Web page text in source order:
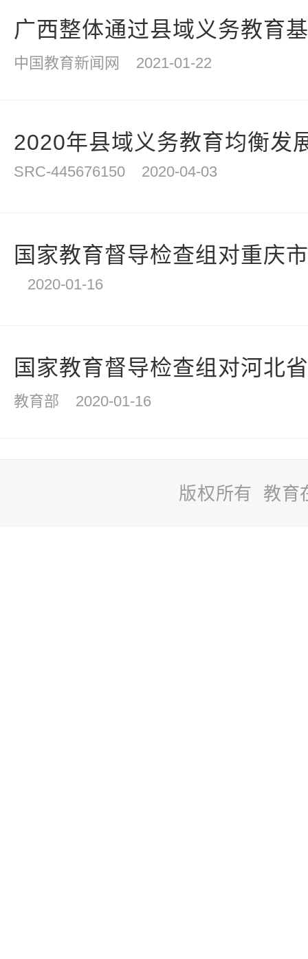
广西整体通过县域义务教育
中国教育新闻网 2021-01-22
2020年县域义务教育均衡发
SRC-445676150 2020-04-03
国家教育督导检查组对重庆
2020-01-16
国家教育督导检查组对河北
教育部 2020-01-16
版权所有 教育